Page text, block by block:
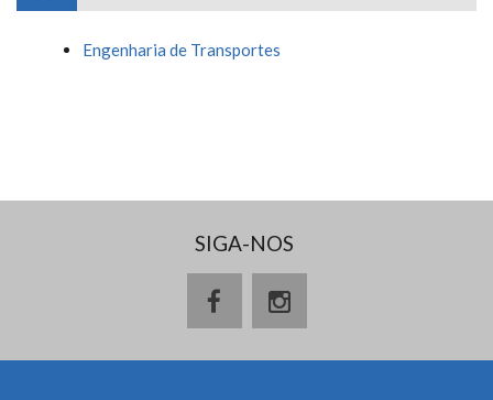
Engenharia de Transportes
SIGA-NOS